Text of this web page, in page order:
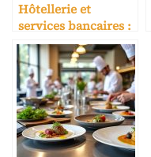
Hôtellerie et
services bancaires :
un tandem
stratégique